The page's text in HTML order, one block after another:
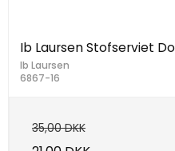
Ib Laursen Stofserviet
Ib Laursen
6867-16
35,00 DKK